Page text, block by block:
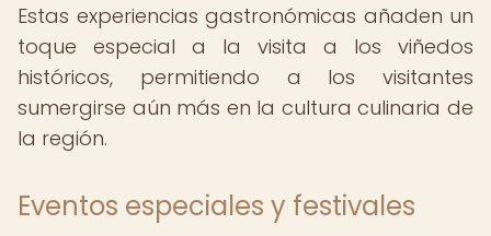
Estas experiencias gastronómicas añaden un
toque especial a la visita a los viñedos
históricos, permitiendo a los visitantes
sumergirse aún más en la cultura culinaria de
la región.
Eventos especiales y festivales